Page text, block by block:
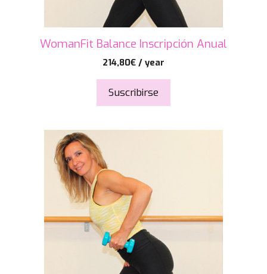
WomanFit Balance Inscripción Anual
214,80€ / year
Suscribirse